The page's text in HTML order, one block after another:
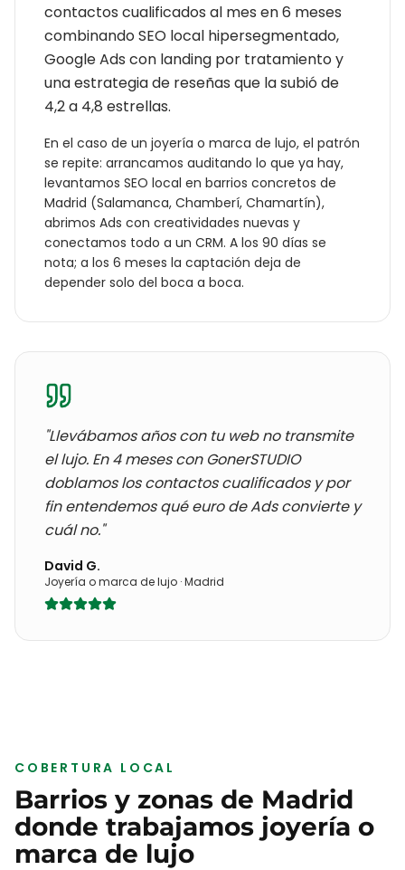
contactos cualificados al mes en 6 meses
combinando SEO local hipersegmentado,
Google Ads con landing por tratamiento y
una estrategia de reseñas que la subió de
4,2 a 4,8 estrellas.
En el caso de un joyería o marca de lujo, el patrón
se repite: arrancamos auditando lo que ya hay,
levantamos SEO local en barrios concretos de
Madrid (Salamanca, Chamberí, Chamartín),
abrimos Ads con creatividades nuevas y
conectamos todo a un CRM. A los 90 días se
nota; a los 6 meses la captación deja de
depender solo del boca a boca.
"Llevábamos años con tu web no transmite
el lujo. En 4 meses con GonerSTUDIO
doblamos los contactos cualificados y por
fin entendemos qué euro de Ads convierte y
cuál no."
David G.
Joyería o marca de lujo ·Madrid
COBERTURA LOCAL
Barrios y zonas de Madrid
donde trabajamos joyería o
marca de lujo